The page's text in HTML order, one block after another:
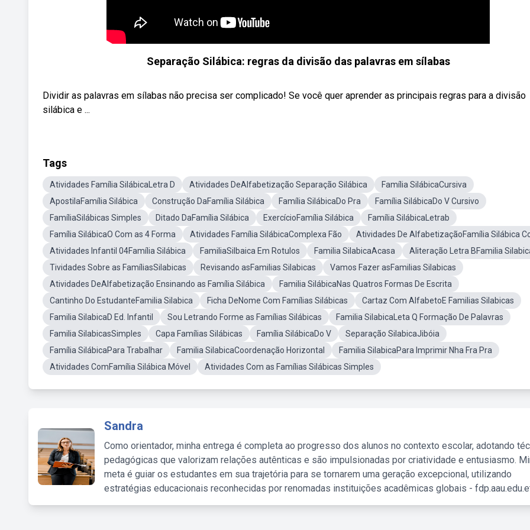
Separação Silábica: regras da divisão das palavras em sílabas
Dividir as palavras em sílabas não precisa ser complicado! Se você quer aprender as principais regras para a divisão
silábica e ...
Tags
Atividades Família SilábicaLetra D Atividades DeAlfabetização Separação Silábica
Família SilábicaCursiva
ApostilaFamília Silábica
Construção DaFamília Silábica Família SilábicaDo Pra
Família SilábicaDo V Cursivo
FamíliaSilábicas Simples
Ditado DaFamília Silábica ExercícioFamília Silábica
Família SilábicaLetrab
Família SilábicaO Com as 4 Forma
Atividades Família SilábicaComplexa Fão
Atividades De AlfabetizaçãoFamília Silábica
Atividades Infantil 04Família Silábica
FamiliaSilbaica Em Rotulos Familia SilabicaAcasa
Aliteração Letra BFamilia
Tividades Sobre as FamíliasSilabicas
Revisando asFamilias Silabicas
Vamos Fazer asFamilias Silabicas
Atividades DeAlfabetização Ensinando as Família Silábica
Familia SilábicaNas Quatros Formas De Escrita
Cantinho Do EstudanteFamilia Silabica
Ficha DeNome Com Famílias Silábicas
Cartaz Com AlfabetoE Familias Silabicas
Familia SilabicaD Ed. Infantil
Sou Letrando Forme as Famílias Silábicas
Familia SilabicaLeta Q Formação De Palavras
Familia SilabicasSimples
Capa Famílias Silábicas Família SilábicaDo V
Separação SilabicaJibóia
Família SilábicaPara Trabalhar
Familia SilabicaCoordenação Horizontal
Familia SilabicaPara Imprimir Nha Fra Pra
Atividades ComFamília Silábica Móvel
Atividades Com as Famílias Silábicas Simples
Sandra
Como orientador, minha entrega é completa ao progresso dos alunos no contexto escolar, adotando
pedagógicas que valorizam relações autênticas e são impulsionadas por criatividade e entusiasmo.
meta é guiar os estudantes em sua trajetória para se tornarem uma geração excepcional, utilizando
estratégias educacionais reconhecidas por renomadas instituições acadêmicas globais -